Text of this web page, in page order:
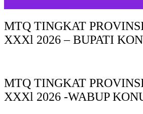
MTQ TINGKAT
XXXl 2026 – BUPATI
MTQ TINGKAT
XXXl 2026 -WABUP